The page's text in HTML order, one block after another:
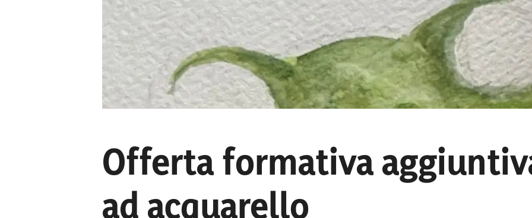
Offerta formativa
ad acquarello